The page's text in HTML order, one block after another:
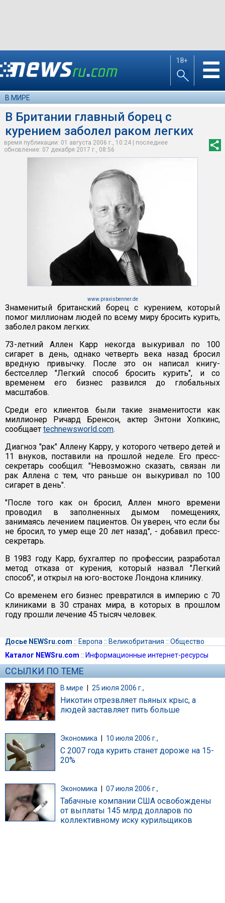
18+ ☰
В МИРЕ
В Британии главный борец с
курением заболел раком легких
время публикации: 01 августа 2006 г., 10:24 | последнее
обновление: 07 декабря 2017 г., 08:56
www.praxisbenner.de
Знаменитый британский борец с курением, который
помог миллионам людей по всему миру бросить курить,
заболел раком легких.
73-летний Аллен Карр некогда выкуривал по 100
сигарет в день, однако четверть века назад бросил
вредную привычку. После это он написал книгу-
бестселлер "Легкий способ бросить курить", и со
временем его бизнес развился до глобальных
масштабов.
Среди его клиентов были такие знаменитости как
миллионер Ричард Бренсон, актер Энтони Хопкинс,
сообщает technewsworld.com.
Диагноз "рак" Аллену Карру, у которого четверо детей и
11 внуков, поставили на прошлой неделе. Его пресс-
секретарь сообщил: "Невозможно сказать, связан ли
рак Аллена с тем, что раньше он выкуривал по 100
сигарет в день".
"После того как он бросил, Аллен много времени
проводил в заполненных дымом помещениях,
занимаясь лечением пациентов. Он уверен, что если бы
не бросил, то умер еще 20 лет назад", - добавил пресс-
секретарь.
В 1983 году Карр, бухгалтер по профессии, разработал
метод отказа от курения, который назвал "Легкий
способ", и открыл на юго-востоке Лондона клинику.
Со временем его бизнес превратился в империю с 70
клиниками в 30 странах мира, в которых в прошлом
году прошли лечение 45 тысяч человек.
Досье NEWSru.com :: Европа :: Великобритания :: Общество
Каталог NEWSru.com :: Информационные интернет-ресурсы
ССЫЛКИ ПО ТЕМЕ
В мире | 25 июля 2006 г.,
Никотин отрезвляет пьяных крыс, а
людей заставляет пить больше
Экономика 10 июля 2006 г.,
С 2007 года курить станет дороже на 15-
20%
Экономика 07 июля 2006 г.,
Табачные компании США освобождены
от выплаты 145 млрд долларов по
коллективному иску курильщиков